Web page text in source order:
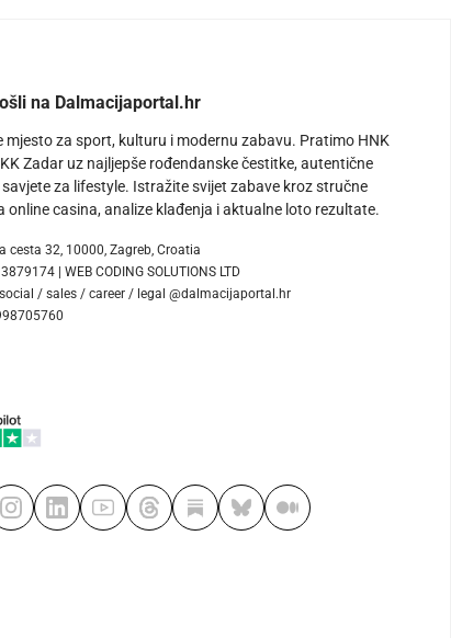
na Dalmacijaportal.hr
mjesto za sport, kulturu i modernu zabavu. Pratimo HNK
Zadar uz najljepše rođendanske čestitke, autentične
savjete za lifestyle. Istražite svijet zabave kroz stručne
online casina, analize klađenja i aktualne loto rezultate.
cesta 32, 10000, Zagreb, Croatia
| WEB CODING SOLUTIONS LTD
/ sales / career / legal @dalmacijaportal.hr